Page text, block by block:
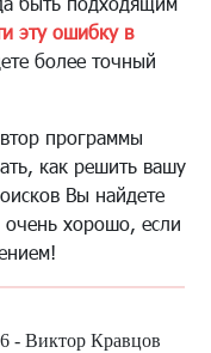
эту ошибку в
более точный
программы
как решить вашу
Вы найдете
хорошо, если
- Виктор Кравцов